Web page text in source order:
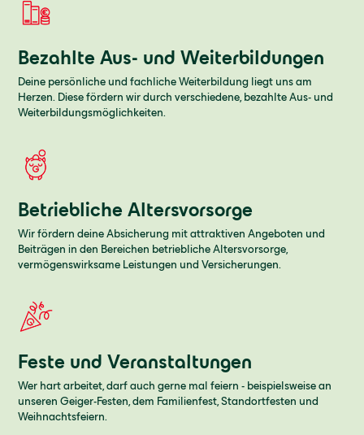
Bezahlte Aus- und Weiterbildungen
Deine persönliche und fachliche Weiterbildung liegt uns am
Herzen. Diese fördern wir durch verschiedene, bezahlte Aus- und
Weiterbildungsmöglichkeiten.
Betriebliche Altersvorsorge
Wir fördern deine Absicherung mit attraktiven Angeboten und
Beiträgen in den Bereichen betriebliche Altersvorsorge,
vermögenswirksame Leistungen und Versicherungen.
Feste und Veranstaltungen
Wer hart arbeitet, darf auch gerne mal feiern - beispielsweise an
unseren Geiger-Festen, dem Familienfest, Standortfesten und
Weihnachtsfeiern.